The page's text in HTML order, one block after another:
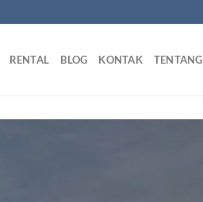
RENTAL BLOG KONTAK TENTANG